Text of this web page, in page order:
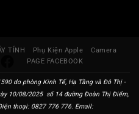
TÍNH Phụ Kiện Apple
Camera
PAGE FACEBOOK
do phòng Kinh Tế, Hạ Tầng và Đô Thị -
10/08/2025 số 14 đường Đoàn Thị Điểm,
thoại: 0827 776 776. Email: